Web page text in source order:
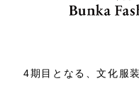
4期目となる、文化服